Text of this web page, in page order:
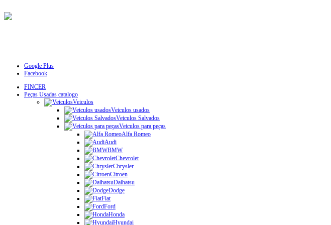
Google Plus
Facebook
FINCER
Peças Usadas catalogo
Veiculos
Veiculos usados
Veiculos Salvados
Veiculos para peças
Alfa Romeo
Audi
BMW
Chevrolet
Chrysler
Citroen
Daihatsu
Dodge
Fiat
Ford
Honda
Hyundai